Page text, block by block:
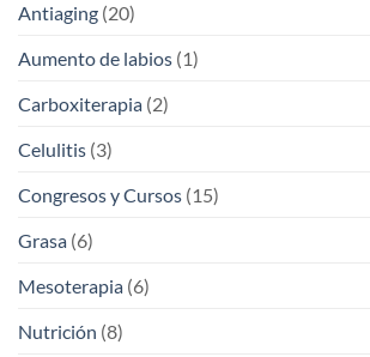
Antiaging (20)
Aumento de labios (1)
Carboxiterapia (2)
Celulitis (3)
Congresos y Cursos (15)
Grasa (6)
Mesoterapia (6)
Nutrición (8)